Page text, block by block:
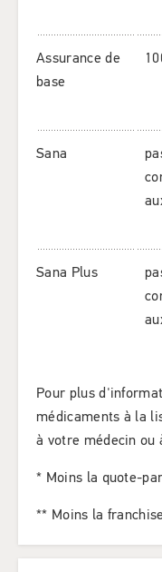
Assurance de
base
Sana
Sana Plus
Pour plus
médicaments à la
à votre médecin ou
* Moins la quote-
** Moins la